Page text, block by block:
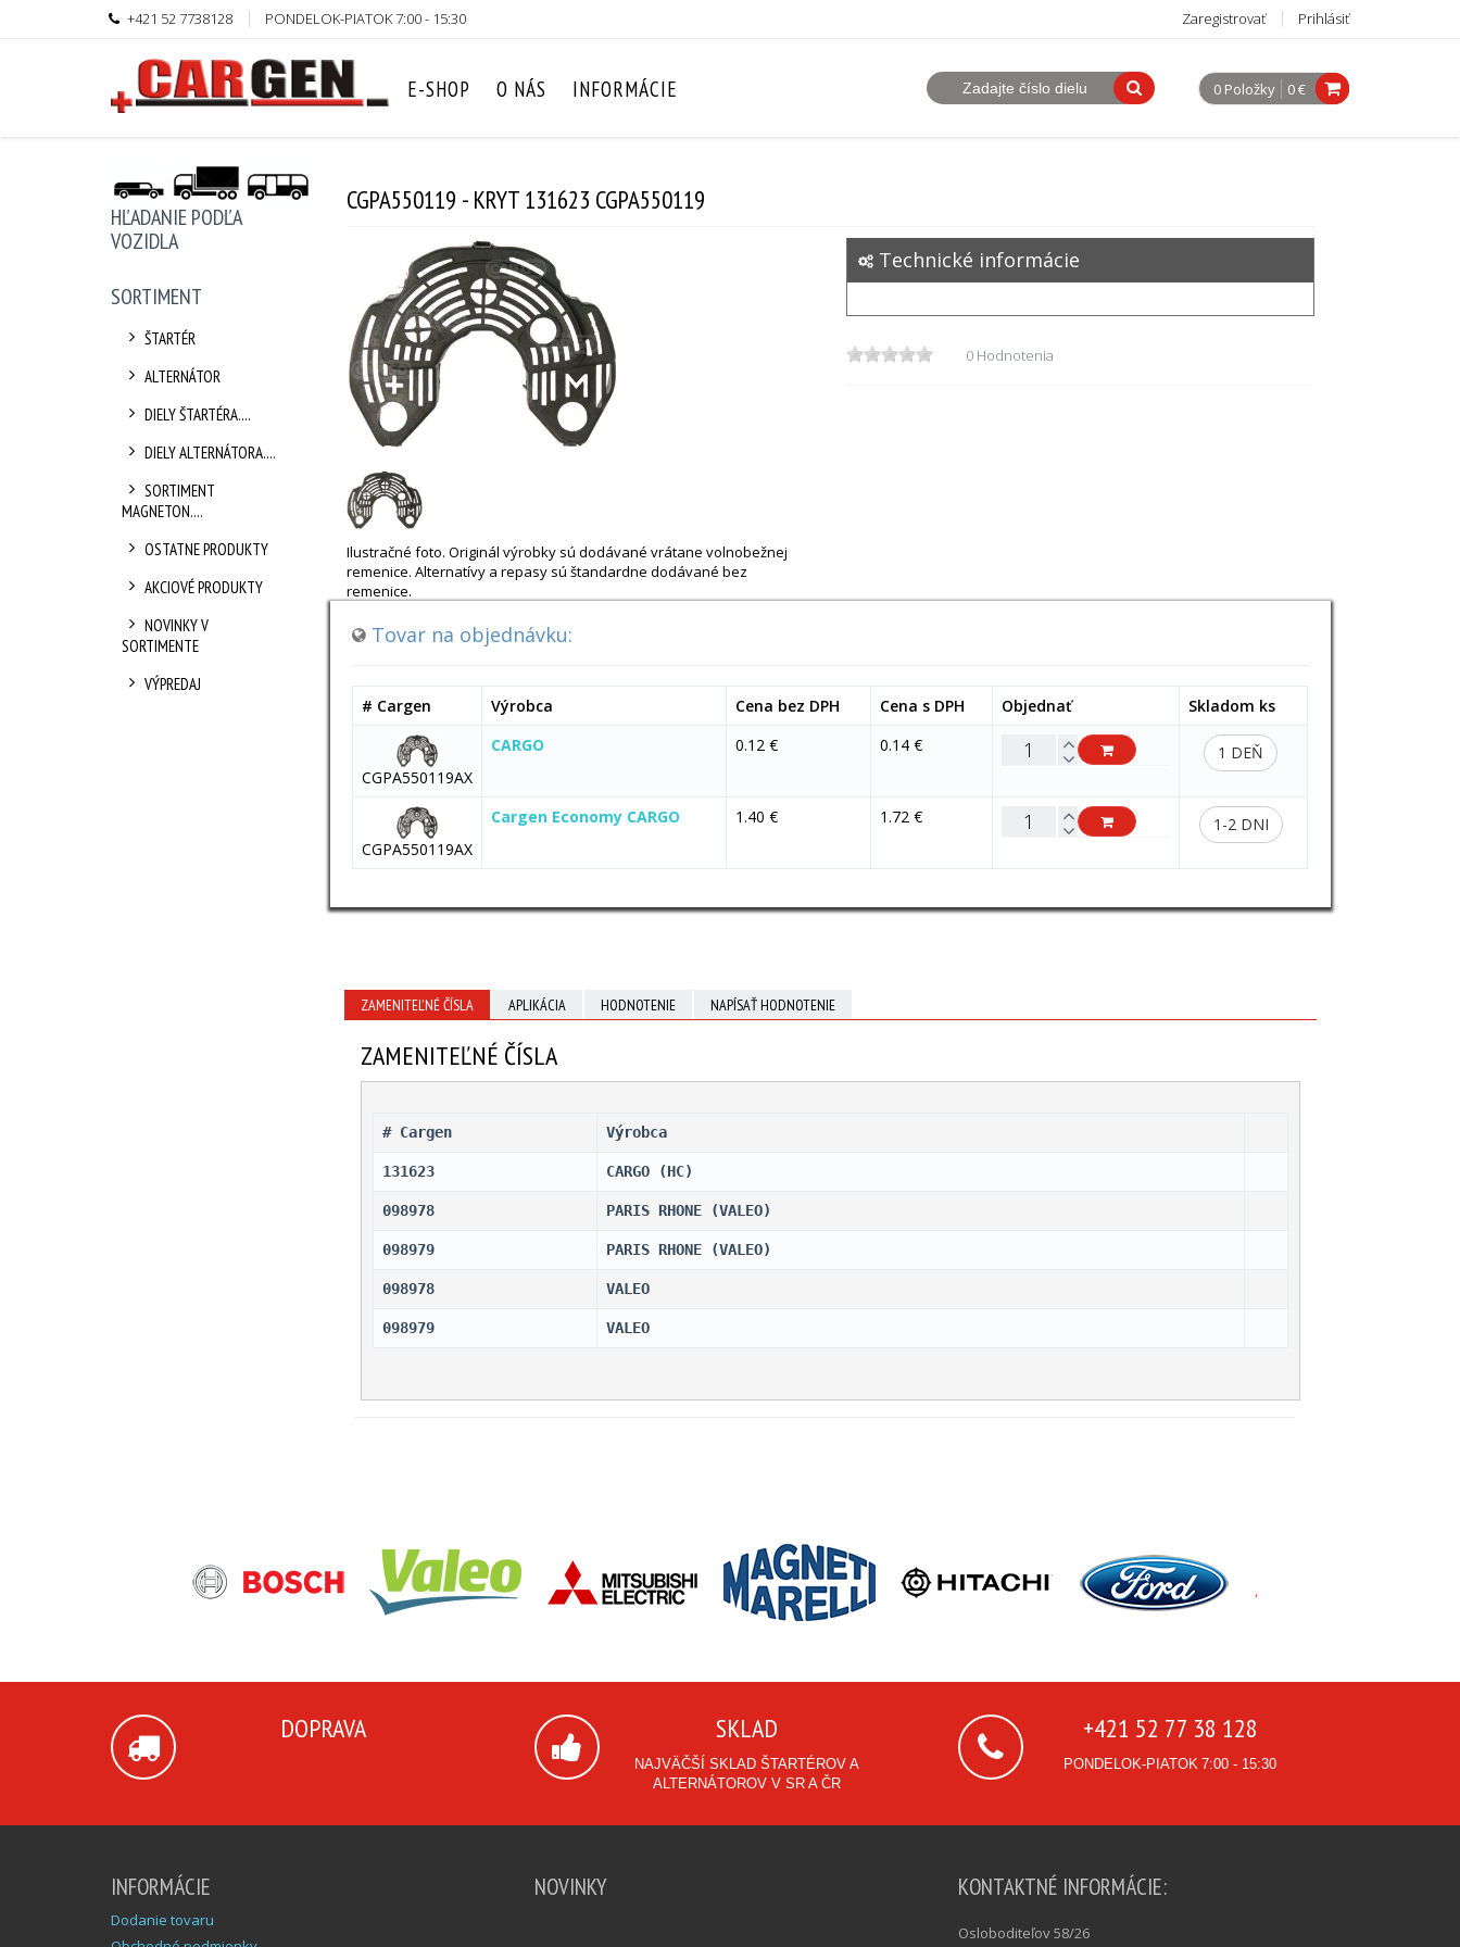
+421 52 7738128 PONDELOK-PIATOK 7:00 - 15:30 Zaregistrovať Prihlásiť
0 Položky 0 €
E-SHOP O NÁS INFORMÁCIE
HĽADANIE PODĽA
VOZIDLA
SORTIMENT
ŠTARTÉR
ALTERNÁTOR
DIELY ŠTARTÉRA....
DIELY ALTERNÁTORA....
SORTIMENT
MAGNETON....
OSTATNE PRODUKTY
AKCIOVÉ PRODUKTY
NOVINKY V
SORTIMENTE
VÝPREDAJ
CGPA550119 - KRYT 131623 CGPA550119
Ilustračné foto. Originál výrobky sú dodávané vrátane volnobežnej
remenice. Alternatívy a repasy sú štandardne dodávané bez
remenice.
Technické informácie
0 Hodnotenia
Tovar na objednávku:
# Cargen Výrobca Cena bez DPH Cena s DPH Objednať Skladom ks
CGPA550119AX
CARGO 0.12 € 0.14 € 1 DEŇ
CGPA550119AX
Cargen Economy CARGO 1.40 € 1.72 € 1-2 DNI
ZAMENITEĽNÉ ČÍSLA APLIKÁCIA HODNOTENIE NAPÍSAŤ HODNOTENIE
ZAMENITEĽNÉ ČÍSLA
# Cargen Výrobca
131623 CARGO (HC)
098978 PARIS RHONE (VALEO)
098979 PARIS RHONE (VALEO)
098978 VALEO
098979 VALEO
DOPRAVA SKLAD
NAJVÄČŠÍ SKLAD ŠTARTÉROV A
ALTERNÁTOROV V SR A ČR
+421 52 77 38 128
PONDELOK-PIATOK 7:00 - 15:30
INFORMÁCIE
Dodanie tovaru
NOVINKY KONTAKTNÉ INFORMÁCIE:
Osloboditeľov 58/26